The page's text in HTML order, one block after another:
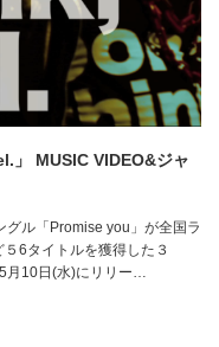
」 MUSIC VIDEO&ジャ
ル「Promise you」が全国ラ
6タイトルを獲得した３
月10日(水)にリリー…